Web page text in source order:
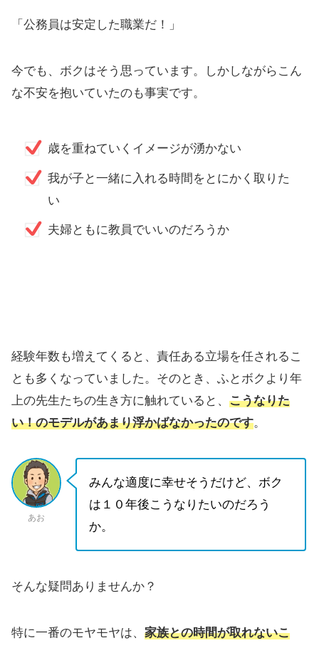
「公務員は安定した職業だ！」
今でも、ボクはそう思っています。しかしながらこん
な不安を抱いていたのも事実です。
歳を重ねていくイメージが湧かない
我が子と一緒に入れる時間をとにかく取りた
い
夫婦ともに教員でいいのだろうか
経験年数も増えてくると、責任ある立場を任されるこ
とも多くなっていました。そのとき、ふとボクより年
上の先生たちの生き方に触れていると、 こうなりた
い！のモデルがあまり浮かばなかったのです。
あお
みんな適度に幸せそうだけど、ボク
は１０年後こうなりたいのだろう
か。
そんな疑問ありませんか？
特に一番のモヤモヤは、 家族との時間が取れないこ